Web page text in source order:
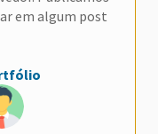
em algum post